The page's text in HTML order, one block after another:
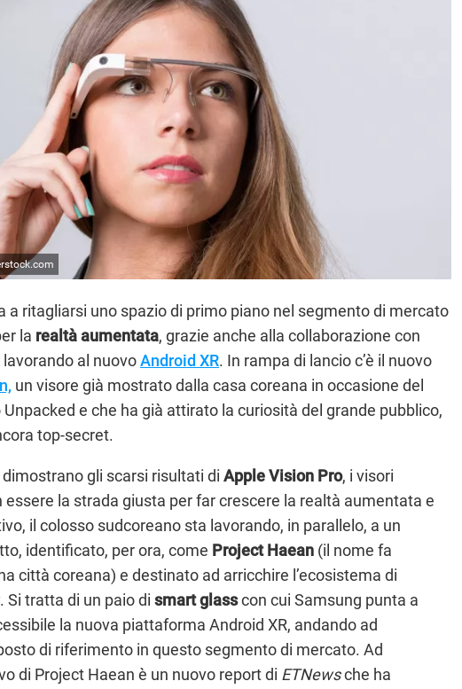
a ritagliarsi uno spazio di primo piano nel segmento di mercato
la realtà aumentata, grazie anche alla collaborazione con
al nuovoAndroid XR. In rampa di lancio c’è il nuovo
un visore già mostrato dalla casa coreana in occasione del
e che ha già attirato la curiosità del grande pubblico,
top-secret.
gli scarsi risultati di Apple Vision Pro, i visori
essere la strada giusta per far crescere la realtà aumentata e
il colosso sudcoreano sta lavorando, in parallelo, a un
identificato, per ora, come Project Haean (il nome fa
città coreana) e destinato ad arricchire l’ecosistema di
Si tratta di un paio di smart glasscon cui Samsung punta a
la nuova piattaforma Android XR, andando ad
di riferimento in questo segmento di mercato. Ad
di Project Haean è un nuovo report di ETNewsche ha